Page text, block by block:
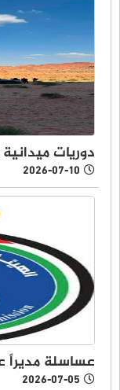
دوريات
2026-07-10
عساسلة مديراً
2026-07-05